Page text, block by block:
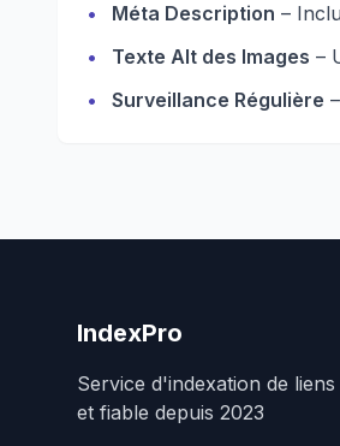
•
Méta Description –
•
Texte Alt des Images –
•
Surveillance Régulière
IndexPro
Service d'indexation de liens
et fiable depuis 2023